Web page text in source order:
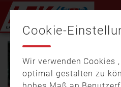
Cookie-
Wir verwenden Cookies
optimal gestalten zu